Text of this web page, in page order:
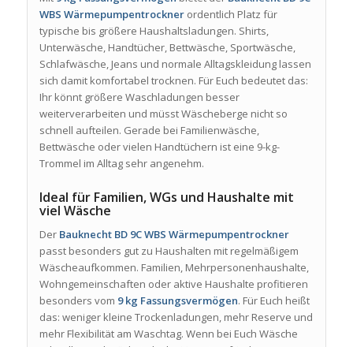
WBS Wärmepumpentrocknerordentlich Platz für
typische bis größere Haushaltsladungen. Shirts,
Unterwäsche, Handtücher, Bettwäsche, Sportwäsche,
Schlafwäsche, Jeans und normale Alltagskleidung lassen
sich damit komfortabel trocknen. Für Euch bedeutet das:
Ihr könnt größere Waschladungen besser
weiterverarbeiten und müsst Wäscheberge nicht so
schnell aufteilen. Gerade bei Familienwäsche,
Bettwäsche oder vielen Handtüchern ist eine 9-kg-
Trommel im Alltag sehr angenehm.
Ideal für Familien, WGs und Haushalte mit
viel Wäsche
Der Bauknecht BD 9C WBS Wärmepumpentrockner
passt besonders gut zu Haushalten mit regelmäßigem
Wäscheaufkommen. Familien, Mehrpersonenhaushalte,
Wohngemeinschaften oder aktive Haushalte profitieren
besonders vom 9 kg Fassungsvermögen. Für Euch heißt
das: weniger kleine Trockenladungen, mehr Reserve und
mehr Flexibilität am Waschtag. Wenn bei Euch Wäsche